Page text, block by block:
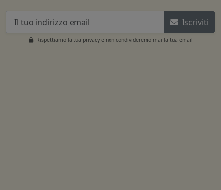
Iscriviti
Rispettiamo la tua privacy e non condivideremo mai la tua email